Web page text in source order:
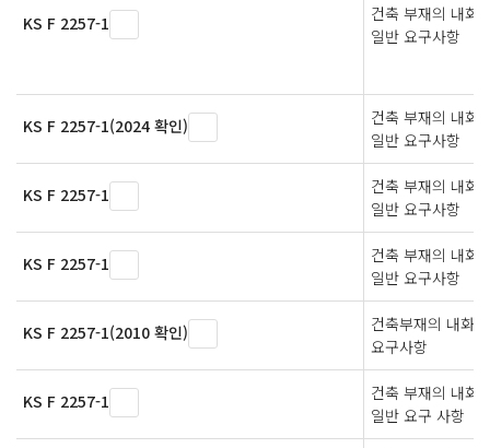
KS F 2257-1
건축 부재의 내화
일반 요구사항
KS F 2257-1(2024 확인)
건축 부재의 내화
일반 요구사항
KS F 2257-1
건축 부재의 내화
일반 요구사항
KS F 2257-1
건축 부재의 내화
일반 요구사항
KS F 2257-1(2010 확인)
건축부재의 내화
요구사항
KS F 2257-1
건축 부재의 내화
일반 요구 사항